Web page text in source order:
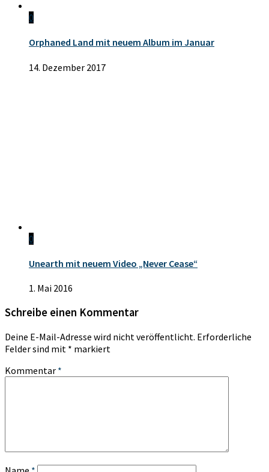
0
Orphaned Land mit neuem Album im Januar
14. Dezember 2017
0
Unearth mit neuem Video „Never Cease“
1. Mai 2016
Schreibe einen Kommentar
Deine E-Mail-Adresse wird nicht veröffentlicht. Erforderliche
Felder sind mit * markiert
Kommentar *